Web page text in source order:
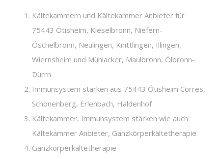
Kältekammern und Kältekammer Anbieter für
75443 Ötisheim, Kieselbronn, Niefern-
Öschelbronn, Neulingen, Knittlingen, Illingen,
Wiernsheim und Mühlacker, Maulbronn, Ölbronn-
Dürrn
Immunsystem stärken aus 75443 Ötisheim Corres,
Schönenberg, Erlenbach, Haldenhof
Kältekammer, Immunsystem stärken wie auch
Kältekammer Anbieter, Ganzkörperkältetherapie
Ganzkörperkältetherapie